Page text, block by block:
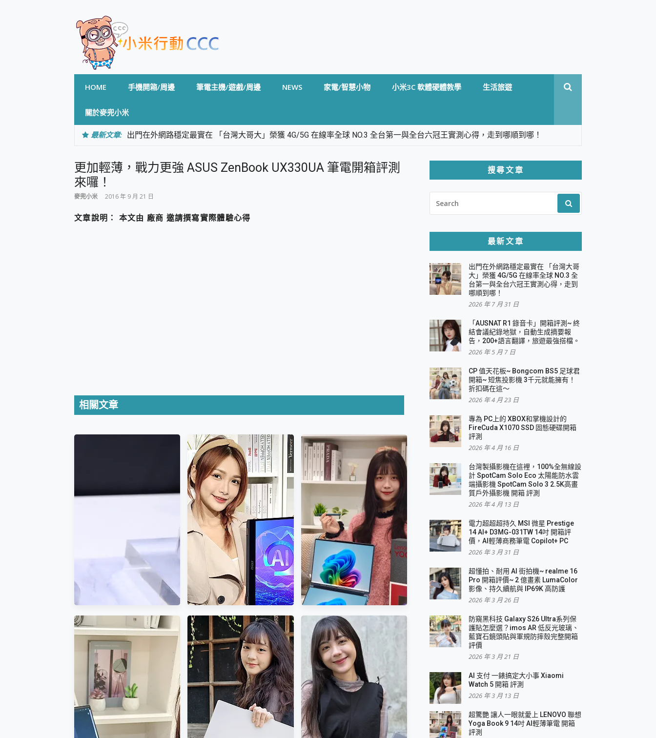
HOME 手機開箱/周邊 筆電主機/遊戲/周邊 NEWS 家電/智慧小物 小米3C 軟體硬體教學 生活旅遊
關於麥兜小米
最新文章: 出門在外網路穩定最實在 「台灣大哥大」榮獲 4G/5G 在線率全球 NO.3 全台第一與全台六冠王實測心得，走到哪順到哪！
專為 PC上的 XBOX和掌機設計的 FireCuda X1070 SSD 固態硬碟開箱 評測
台灣製攝影機在這裡，100%全無線設計 SpotCam Solo Eco 太陽能防水雲端攝影機 SpotCam Solo 3 2.5K高畫質戶外攝影機 開箱 評
電力超超超持久 MSI 微星 Prestige 14 AI+ D3MG-031TW 14吋 開箱評價，AI輕薄商務筆電 Copilot+ PC
防窺黑科技 Galaxy S26 Ultra系列保護貼怎麼選？imos AR 低反光玻璃、藍寶石鏡頭貼與軍規防摔殼完整開箱評價
美到讓人超想擁有 moto pad 60 系列 與 Moto | Swarovski razr 60 冰藍限定版本 開箱 評測
一鍵修復模糊影片、舊照的 AI 好幫手! VideoProc Converter AI 新版全解析 × 年末優惠，一篇全看懂
小朋友才做選擇 投影機 RGB藍牙音響 氛圍情境燈 我通通都要！ Starfish 2 幻彩膠囊投影機｜結合「 智慧投影 & 煥彩流動 」的沈浸
外型超吸晴~ 給您絕佳操控體驗 GravaStar Mercury K1 系列 異星機械鍵盤與 Mercury X 系列 輕量無線電競滑鼠 開箱 評測
iPhone 17 系列 有認證的防護來囉！ imos 首家導入 UL MCV 行銷宣告驗證的手機配件品牌
DJI Osmo Pocket 3 爽爽帶回家 歡慶 EaseUS 21 週年到來，「Slogan 海報徵稿活動」好康大放送
小巧好吸不擋鏡頭 有Qi2認證的 ONPRO MagReact MXs2 5000mAh薄型磁吸無線急速行動電源 開箱 評測
超好用的 PLAUD NotePin AI 智慧錄音膠囊~ 您的AI 秘書已上線 每月免費送你 300分鐘轉寫
COMPUTEX 2025 來囉！AGI亞奇雷 AI・Gaming・創作儲存方案登場，趕快來AGI亞奇雷挑戰任務抽 PS5！
自帶線的 有線無線都能充 ONPRO MagReact M5 10000mAh 5合1 磁吸無線急速行動電源 開箱 評測
飛利浦 JS7310 ⚡【電急便｜行動儲能救車電源】 可靠的旅行夥伴！帶給您優異的安全性與強大供電效能
是螢幕也是電視! 一機超多用途「MSI微星 Modern MD272UPSW 27型」 4K IPS 輕薄商用智慧聯網螢幕 開箱 評測
您的專屬AI 助手 Yoga Slim 7 Aura Edition 觸控AI筆電 開箱 評測
realme 14 Pro 超硬軍規、冰感變色實測，realme 14 5G 遊戲戰鬥值爆表，效能x娛樂全都要！
iPhone、Apple Watch、AirPods耳機 三個設備充電一起搞定 ONPRO MagReact™ M3 3 in 1可攜摺疊無線充電器 開箱 評測
動靜皆宜「HUAWEI FreeArc」開放式耳掛耳機，無感配戴! 超穩超服貼，音質、通話也很優質
好玩好拍 vivo V50 ~ 口袋裡的 Zeiss 潮流攝影棚!
25種洗烘模式一機搞定! Roborock 衣莉莎白 H1 Neo分子篩洗脫烘 AI 滾筒洗衣機
給 MSI Claw 系列電競掌機 最完美的家 MSI Nest Docking Station 掌機專屬擴充底座 開箱 評測
B&O 精品級音響! Home+ 中嘉寬頻 SoundBox 劇院串流盒 開箱 評測
2億 APO蔡司長焦神機降臨~ vivo X200 Pro、vivo X200 就是這麼好拍
EaseUS Vocal Remover 免費線上去聲器一鍵去除人聲 人聲 音樂分離 2024 消除人聲推薦
3 個超值 MHN 飛人工具分享~~ iToolab AnyGo 魔物獵人 Now飛人 ios教學 不出門也可以到處走
Locawhere AnyTo 寶可夢飛人 AnyTo 不出門也可以飛遍全世界
小體積 40000mAh 超大容量 一次充5個設備 充好充滿 CUKTECH 酷態科 300W 微型充電站 開箱 評測
97.3% 恢復率，資料救援就是這麼簡單 EaseUS Data Recovery Wizard Free 18.0.0 業界最好的資料救援軟體
磁碟系統大風吹 有了 磁碟管理程式 EaseUS Partition Master 就是這麼簡單
全新 SONY Xperia 1 VI 開箱! 相機實測! 長焦覆蓋更遠更清晰、2日長續航、頂尖影音娛樂效能~
Xiaomi 14 Ultra 開箱 評測~ 有深度的 Leica 影像旗艦手機! 加碼小旗艦 Xiaomi 14 開箱 評測
vivo TWS 3e 真無線藍牙耳機智慧降噪升級、音質明亮溫潤，並支援雙設備連接~
MSI Claw 掌機專屬配件包 來囉 完美保護 MSI Claw A1M-026TW 電競掌機
人像旗艦 vivo V30 系列 開箱 評測! 首搭蔡司光學鏡頭、攝影棚級柔光環、拍攝功能最好玩的美拍神機 vivo V30 Pro
多個願望一次滿足 超強散熱 微星 MSI Claw A1M-026TW 電競掌機 開箱 評測
一吸完美對位 擁有超強吸力與超好用的隱磁支架 O-ONE MAG 最會吸的行動電源 開箱 評測
Motorola edge 70 pro 及 moto g37 power上市，登錄在送飛利浦氣炸鍋
近八千元的 Soundcore Liberty 5 Pro Max，有螢幕的耳機會是智商稅嗎?
ASUS Pad 全面應援 Me Time，加碼愛奇藝黃金雙周卡體驗，專案價最低 NT$0 起
榮耀 HONOR 600 Pro x MOLLY Limited Edition 限量版開賣，攜手味全龍進駐大巨蛋萬人盛典
更加輕薄，戰力更強 ASUS ZenBook UX330UA 筆電開箱評測
來囉！
麥兜小米 2016 年 9 月 21 日
文章說明： 本文由 廠商 邀請撰寫實際體驗心得
相關文章
近八千元的 Soundcore
Liberty 5 Pro Max，有螢幕
的耳機會是智商稅嗎?
全新的卓越AI體驗 MSI 微星
Summit E13 AI+ Evo 13.3吋
輕薄AI翻轉筆電 開箱 評測
超驚艷 讓人一眼就愛上
LENOVO 聯想 Yoga Book 9
14吋 AI輕薄筆電 開箱 評測
搜尋文章
FOR:
最新文章
出門在外網路穩定最實在 「台灣大哥
大」榮獲 4G/5G 在線率全球 NO.3 全
台第一與全台六冠王實測心得，走到
哪順到哪！
2026 年 7 月 31 日
「AUSNAT R1 錄音卡」開箱評測~ 終
結會議紀錄地獄，自動生成摘要報
告，200+語言翻譯，旅遊最強搭檔。
2026 年 5 月 7 日
CP 值天花板~ Bongcom BS5 足球君
開箱~ 短焦投影機 3千元就能擁有！
折扣碼在這～
2026 年 4 月 23 日
專為 PC上的 XBOX和掌機設計的
FireCuda X1070 SSD 固態硬碟開箱
評測
2026 年 4 月 16 日
台灣製攝影機在這裡，100%全無線設
計 SpotCam Solo Eco 太陽能防水雲
端攝影機 SpotCam Solo 3 2.5K高畫
質戶外攝影機 開箱 評測
2026 年 4 月 13 日
電力超超超持久 MSI 微星 Prestige
14 AI+ D3MG-031TW 14吋 開箱評
價，AI輕薄商務筆電 Copilot+ PC
2026 年 3 月 31 日
超懂拍、耐用 AI 街拍機~ realme 16
Pro 開箱評價~ 2 億畫素 LumaColor
影像、持久續航與 IP69K 高防護
2026 年 3 月 26 日
防窺黑科技 Galaxy S26 Ultra系列保
護貼怎麼選？imos AR 低反光玻璃、
藍寶石鏡頭貼與軍規防摔殼完整開箱
評價
2026 年 3 月 21 日
AI 支付 一錶搞定大小事 Xiaomi
Watch 5 開箱 評測
2026 年 3 月 13 日
超驚艷 讓人一眼就愛上 LENOVO 聯想
Yoga Book 9 14吋 AI輕薄筆電 開箱
評測